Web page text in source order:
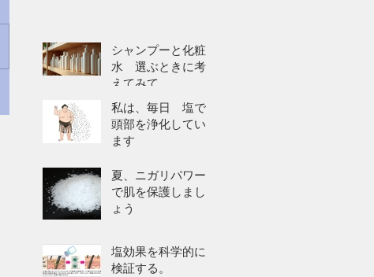
シャンプーと化粧
水 選ぶときに考
えてみて
私は、毎日 塩で
頭部を浄化してい
ます
夏、ニガリパワー
で肌を保護しまし
ょう
塩効果を科学的に
検証する。